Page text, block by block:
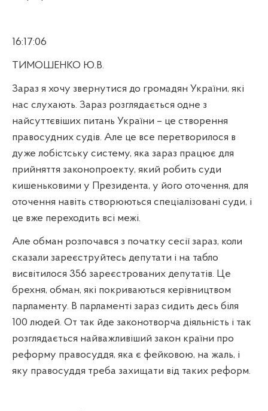
16:17:06
ТИМОШЕНКО Ю.В.
Зараз я хочу звернутися до громадян України, які
нас слухають. Зараз розглядається одне з
найсуттєвіших питань України – це створення
правосудних судів. Але це все перетворилося в
дуже лобістську систему, яка зараз працює для
прийняття законопроекту, який робить суди
кишеньковими у Президента, у його оточення, для
оточення навіть створюються спеціалізовані суди, і
це вже переходить всі межі.
Але обман розпочався з початку сесії зараз, коли
сказали зареєструйтесь депутати і на табло
висвітилося 356 зареєстрованих депутатів. Це
брехня, обман, які покриваються керівництвом
парламенту. В парламенті зараз сидить десь біля
100 людей. От так йде законотворча діяльність і так
розглядається найважливіший закон країни про
реформу правосуддя, яка є фейковою, на жаль, і
яку правосуддя треба захищати від таких реформ.